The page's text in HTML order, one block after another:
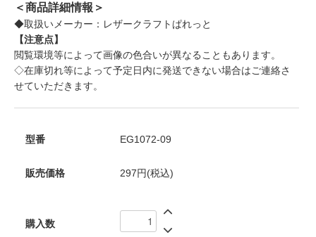
＜商品詳細情報＞
◆取扱いメーカー：レザークラフトぱれっと
【注意点】
閲覧環境等によって画像の色合いが異なることもあります。
◇在庫切れ等によって予定日内に発送できない場合はご連絡さ
せていただきます。
型番 EG1072-09
販売価格 297円(税込)
購入数